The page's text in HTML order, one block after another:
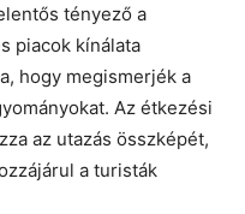
tényező a
piacok kínálata
hogy megismerjék a
Az étkezési
az utazás összképét,
a turisták